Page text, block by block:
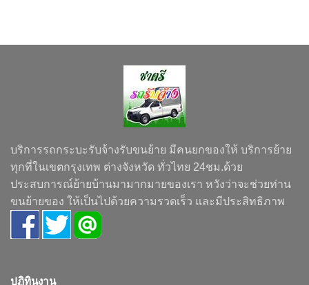
บริการรถกระบะรับจ้างรับขนย้าย มีคนยกของให้ บริการย้าย
ทุกที่ในเขตกรุงเทพ ต่างจังหวัด ทั่วไทย 24ชม.ด้วย
ประสบการณ์ย้ายบ้านมามากมายของเรา หวังว่าจะช่วยท่าน
ขนย้ายของ ให้เป็นไปด้วยความรวดเร็ว และมีประสิทธิภาพ
ปฏิทินงาน